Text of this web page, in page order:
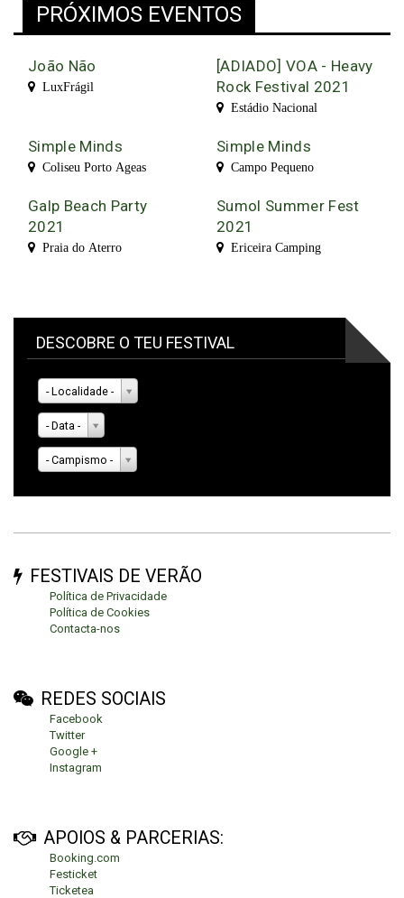
PRÓXIMOS EVENTOS
João Não
LuxFrágil
[ADIADO] VOA - Heavy
Rock Festival 2021
Estádio Nacional
Simple Minds
Coliseu Porto Ageas
Simple Minds
Campo Pequeno
Galp Beach Party
2021
Praia do Aterro
Sumol Summer Fest
2021
Ericeira Camping
DESCOBRE O TEU FESTIVAL
- Localidade -
- Data -
- Campismo -
FESTIVAIS DE VERÃO
Política de Privacidade
Política de Cookies
Contacta-nos
REDES SOCIAIS
Facebook
Twitter
Google +
Instagram
APOIOS & PARCERIAS:
Booking.com
Festicket
Ticketea